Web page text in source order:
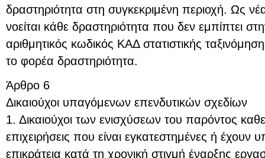
δραστηριότητα στη συγκεκριμένη περιοχή. Ως
νοείται κάθε δραστηριότητα που δεν εμπίπτει
αριθμητικός κωδικός ΚΑΔ στατιστικής
το φορέα δραστηριότητα.
Άρθρο 6
Δικαιούχοι υπαγόμενων επενδυτικών σχεδίων
1. Δικαιούχοι των ενισχύσεων του παρόντος
επιχειρήσεις που είναι εγκατεστημένες ή έχουν
επικράτεια κατά τη χρονική στιγμή έναρξης